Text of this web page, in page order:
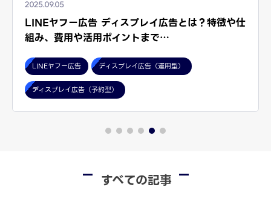
2025.09.05
LINEヤフー広告 ディスプレイ広告とは？特徴や仕
組み、費用や活用ポイントまで…
LINEヤフー広告 ディスプレイ広告（運用型）
ディスプレイ広告（予約型）
すべての記事